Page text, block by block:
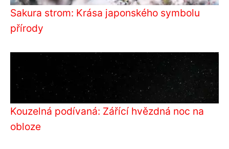
Sakura strom: Krása japonského symbolu
přírody
Kouzelná podívaná: Zářící hvězdná noc na
obloze